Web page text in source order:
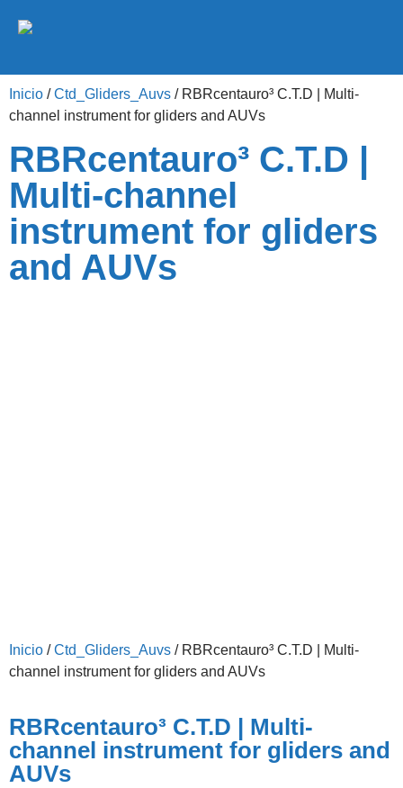
Inicio /Ctd_Gliders_Auvs / RBRcentauro³ C.T.D | Multi-
channel instrument for gliders and AUVs
RBRcentauro³ C.T.D |
Multi-channel
instrument for gliders
and AUVs
Inicio /Ctd_Gliders_Auvs / RBRcentauro³ C.T.D | Multi-
channel instrument for gliders and AUVs
RBRcentauro³ C.T.D | Multi-
channel instrument for gliders and
AUVs